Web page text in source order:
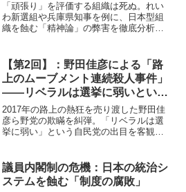
「頑張り」を評価する組織は死ぬ。れい
わ新選組や兵庫県知事を例に、日本型組
織を蝕む「精神論」の弊害を徹底分析。
そが必要だと説く、組織論の最終結論。
【第2回】：野田佳彦による「路
上のムーブメント連続殺人事件」
――リベラルは選挙に弱いという
大嘘を暴く
2017年の路上の熱狂を売り渡した野田佳
彦ら野党の欺瞞を糾弾。「リベラルは選
挙に弱い」という自民党の出目を客観的
逆襲を菅野完が宣言する。
議員内閣制の危機：日本の統治シ
ステムを蝕む「制度の腐敗」